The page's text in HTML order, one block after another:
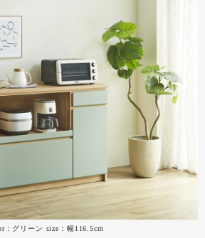
：グリーン size：幅116.5cm